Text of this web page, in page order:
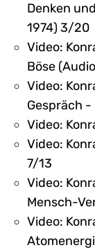
Denken
1974) 3/20
Video:
Böse
Video:
Gespräch -
Video:
Video:
7/13
Video:
Mensch-
Video: